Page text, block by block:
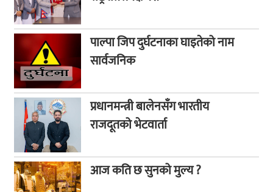
पाल्पा जिप दुर्घटनाका घाइतेको नाम
सार्वजनिक
प्रधानमन्त्री बालेनसँग भारतीय
राजदूतको भेटवार्ता
आज कति छ सुनको मुल्य ?